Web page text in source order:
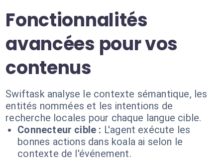
Fonctionnalités
avancées pour vos
contenus
Swiftask analyse le contexte sémantique, les
entités nommées et les intentions de
recherche locales pour chaque langue cible.
Connecteur cible : L'agent exécute les
bonnes actions dans koala ai selon le
contexte de l'événement.